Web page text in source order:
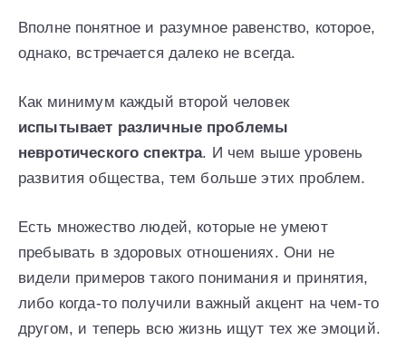
Вполне понятное и разумное равенство, которое,
однако, встречается далеко не всегда.
Как минимум каждый второй человек
испытывает различные проблемы
невротического спектра. И чем выше уровень
развития общества, тем больше этих проблем.
Есть множество людей, которые не умеют
пребывать в здоровых отношениях. Они не
видели примеров такого понимания и принятия,
либо когда-то получили важный акцент на чем-то
другом, и теперь всю жизнь ищут тех же эмоций.